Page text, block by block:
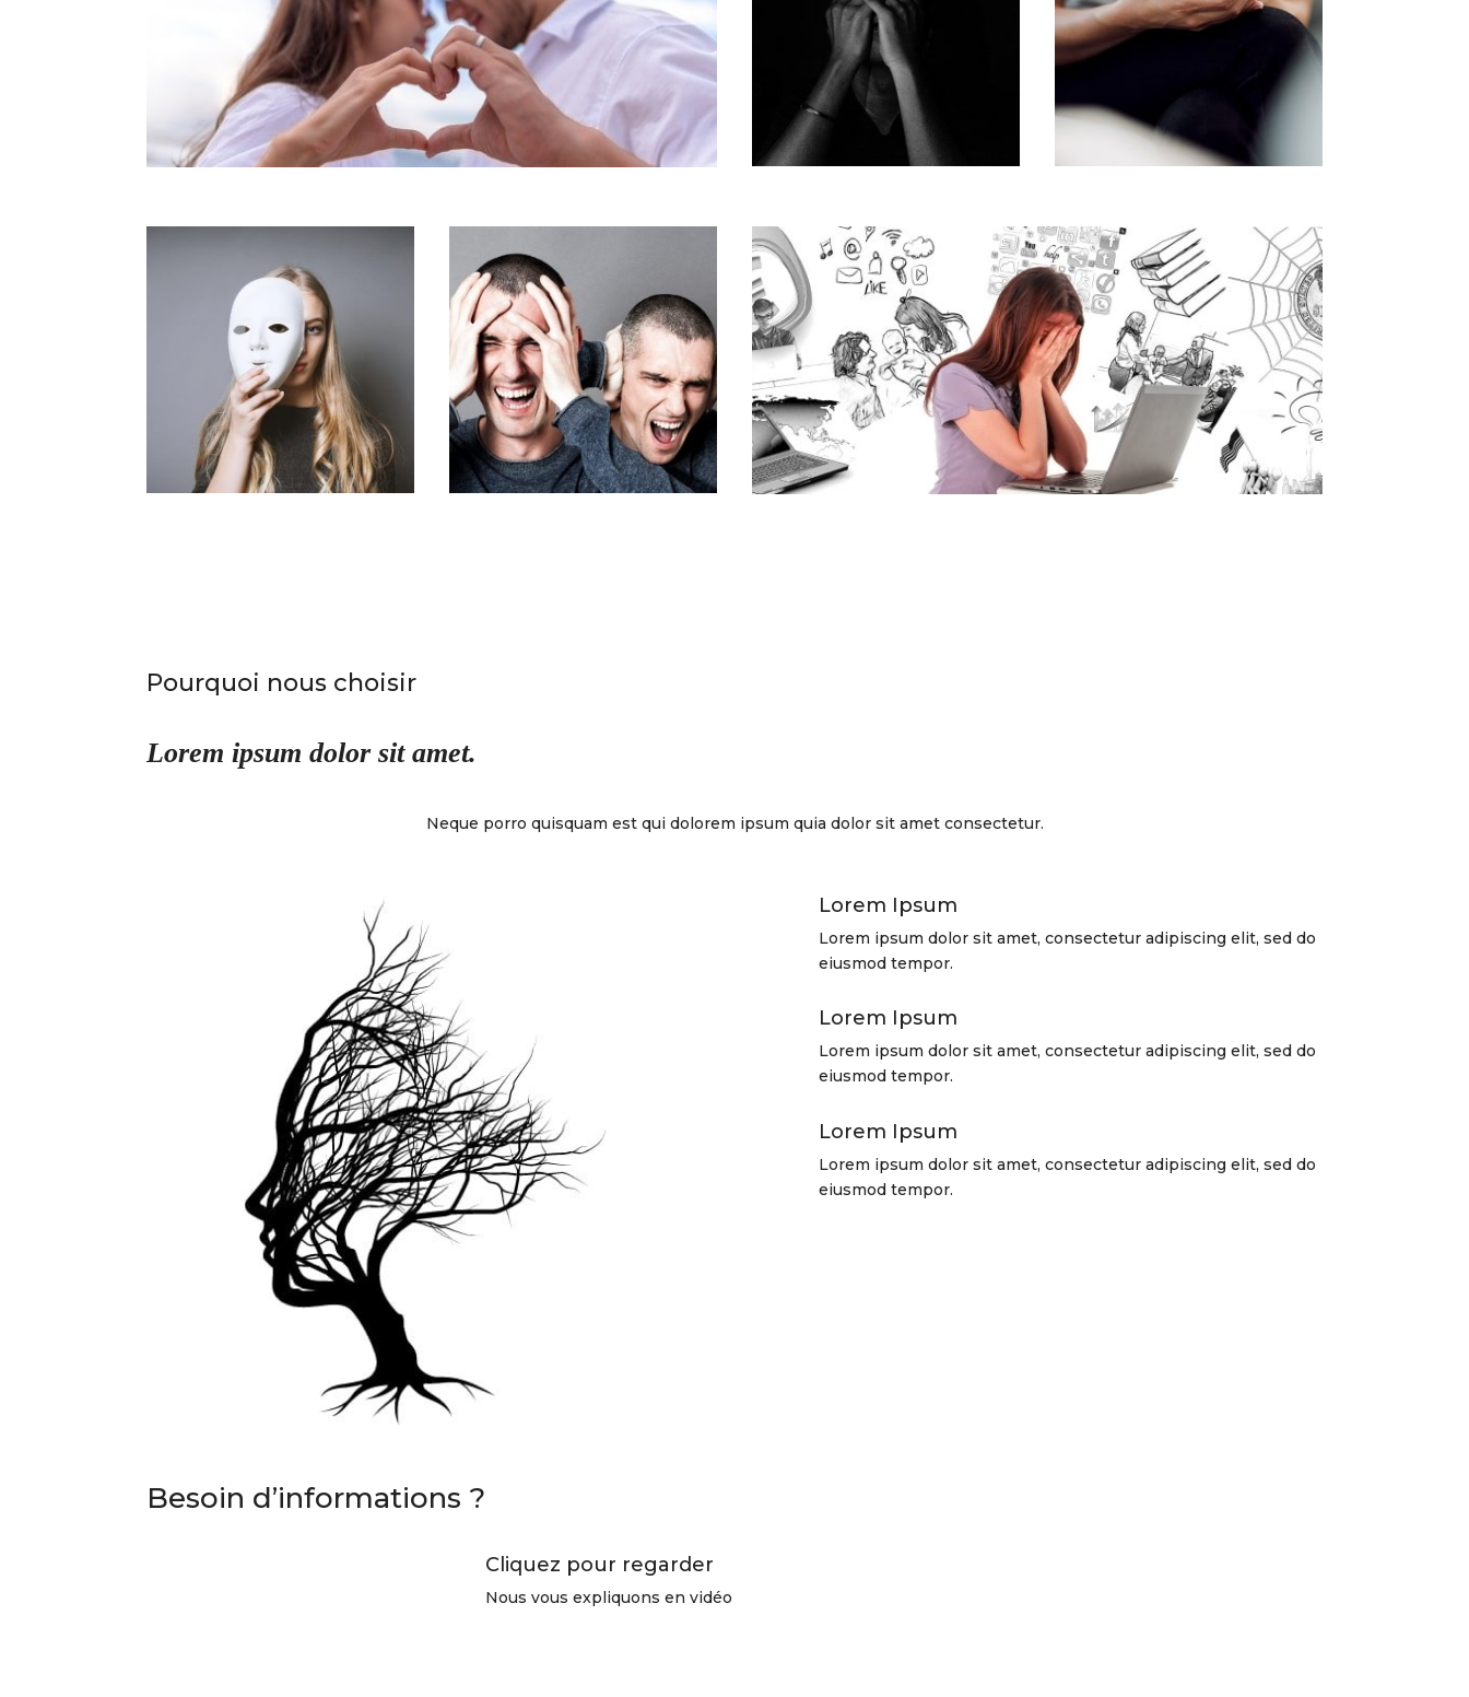
Pourquoi nous choisir
Lorem ipsum dolor sit amet.
Neque porro quisquam est qui dolorem ipsum quia dolor sit amet consectetur.
Lorem Ipsum
Lorem ipsum dolor sit amet, consectetur adipiscing elit, sed do
eiusmod tempor.
Lorem Ipsum
Lorem ipsum dolor sit amet, consectetur adipiscing elit, sed do
eiusmod tempor.
Lorem Ipsum
Lorem ipsum dolor sit amet, consectetur adipiscing elit, sed do
eiusmod tempor.
Besoin d’informations ?
Cliquez pour regarder
Nous vous expliquons en vidéo